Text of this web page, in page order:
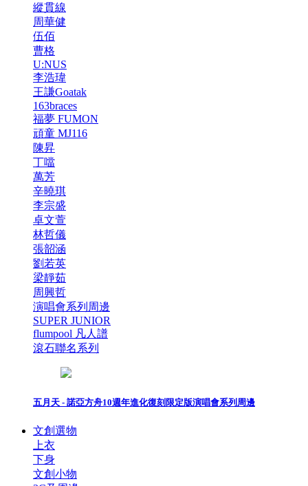
縱貫線
周華健
伍佰
曹格
U:NUS
李浩瑋
王謙Goatak
163braces
福夢 FUMON
頑童 MJ116
陳昇
丁噹
萬芳
辛曉琪
李宗盛
卓文萱
林哲儀
張韶涵
劉若英
梁靜茹
周興哲
演唱會系列周邊
SUPER JUNIOR
flumpool 凡人譜
滾石聯名系列
五月天 - 諾亞方舟10週年進化復刻限定版演唱會系列周邊
文創選物
上衣
下身
文創小物